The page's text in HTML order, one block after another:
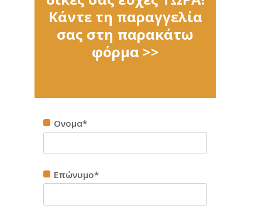
Κάντε τη παραγγελία
σας στη παρακάτω
φόρμα >>
Ονομα*
Επώνυμο*